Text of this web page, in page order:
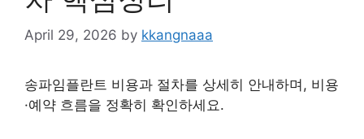
April 29, 2026 by kkangnaaa
송파임플란트 비용과 절차를 상세히 안내하며, 비용
·예약 흐름을 정확히 확인하세요.